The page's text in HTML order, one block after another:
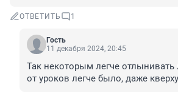
ОТВЕТИТЬ 1
Гость
11 декабря 2024, 20:45
Так некоторым легче
от уроков легче было, даже